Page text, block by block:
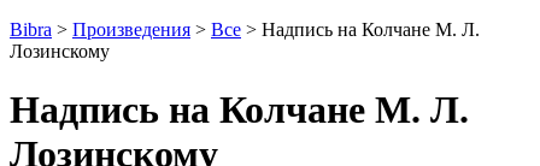
Bibra > Произведения > Все > Надпись на Колчане М. Л.
Лозинскому
Надпись на Колчане М. Л.
Лозинскому